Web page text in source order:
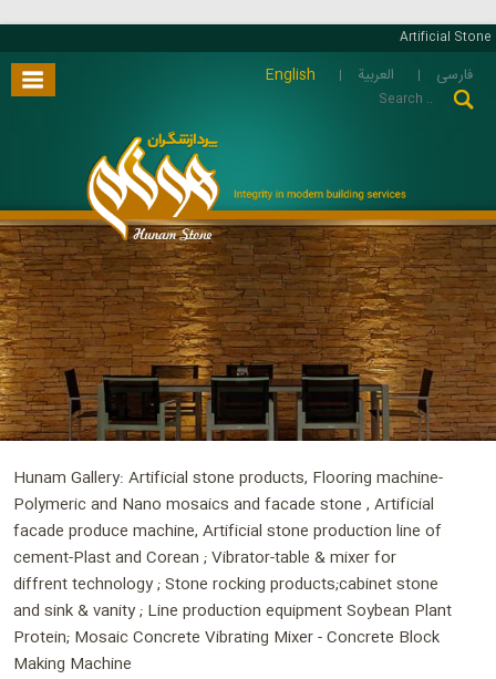
Artificial Stone
فارسی العربية English
Hunam Gallery: Artificial stone products, Flooring machine-
Polymeric and Nano mosaics and facade stone , Artificial
facade produce machine, Artificial stone production line of
cement-Plast and Corean ; Vibrator-table & mixer for
diffrent technology ; Stone rocking products;cabinet stone
and sink & vanity ; Line production equipment Soybean Plant
Protein; Mosaic Concrete Vibrating Mixer - Concrete Block
Making Machine